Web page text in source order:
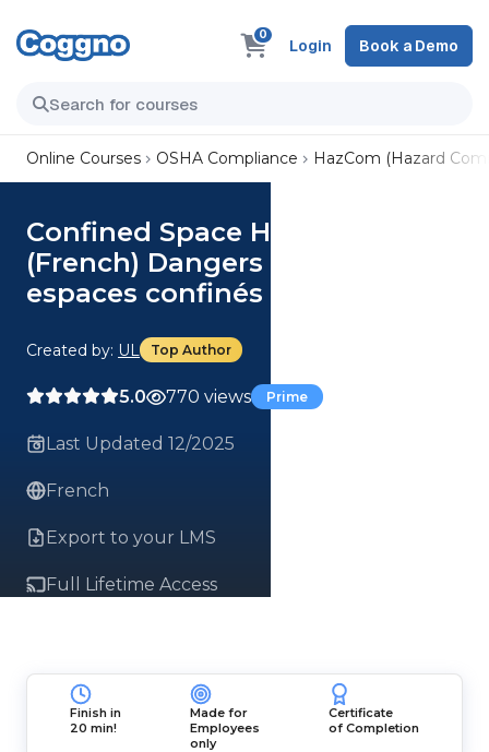
0
Login Book a Demo
Online Courses OSHA Compliance HazCom (Hazard
Confined Space Hazards
(French) Dangers inhérents aux
espaces confinés
Created by: UL Top Author
5.0 770 views Prime
Last Updated 12/2025
French
Export to your LMS
Full Lifetime Access
Finish in
20 min!
Made for
Employees
only
Certificate
of Completion